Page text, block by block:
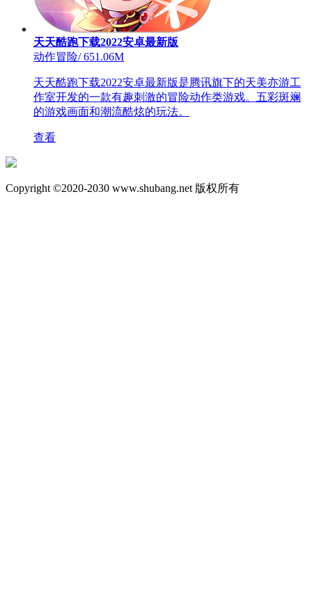
天天酷跑下载2022安卓最新版
动作冒险/651.06M
天天酷跑下载2022安卓最新版是腾讯旗下的天美亦游工
作室开发的一款有趣刺激的冒险动作类游戏。五彩斑斓
的游戏画面和潮流酷炫的玩法。
查看
Copyright ©2020-2030 www.shubang.net 版权所有